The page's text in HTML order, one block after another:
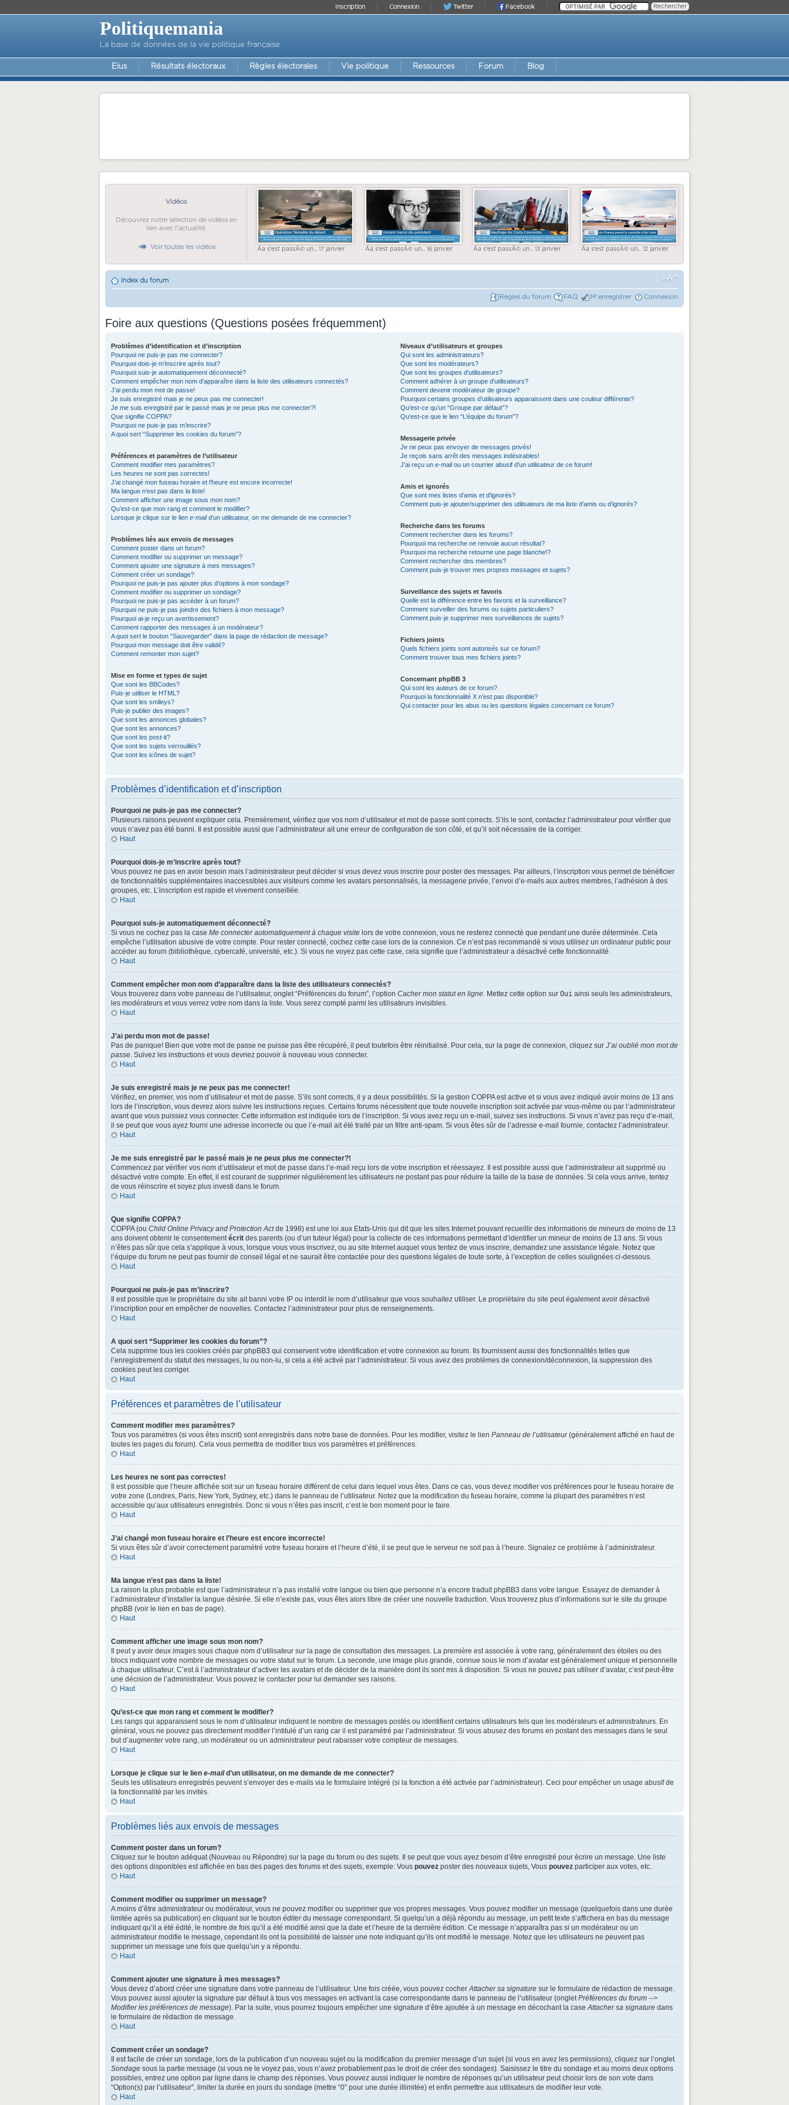
Facebook
Twitter
Connexion
Inscription
Politiquemania
La base de données de la vie politique française
Elus Résultats électoraux Règles électorales Vie politique Ressources Forum Blog
Vidéos
Découvrez notre sélection de vidéos en
lien avec l'actualité.
Voir toutes les vidéos Ãa s'est passÃ© un... 17 janvier Ãa s'est passÃ© un... 16 janvier Ãa s'est passÃ© un... 13 janvier Ãa s'est passÃ© un... 12 janvier
Index du forum
Règles du forum FAQ M’enregistrer Connexion
Foire aux questions (Questions posées fréquemment)
Problèmes d’identification et d’inscription
Pourquoi ne puis-je pas me connecter?
Pourquoi dois-je m’inscrire après tout?
Pourquoi suis-je automatiquement déconnecté?
Comment empêcher mon nom d’apparaître dans la liste des utilisateurs connectés?
J’ai perdu mon mot de passe!
Je suis enregistré mais je ne peux pas me connecter!
Je me suis enregistré par le passé mais je ne peux plus me connecter?!
Que signifie COPPA?
Pourquoi ne puis-je pas m’inscrire?
A quoi sert “Supprimer les cookies du forum”?
Préférences et paramètres de l’utilisateur
Comment modifier mes paramètres?
Les heures ne sont pas correctes!
J’ai changé mon fuseau horaire et l’heure est encore incorrecte!
Ma langue n’est pas dans la liste!
Comment afficher une image sous mon nom?
Qu’est-ce que mon rang et comment le modifier?
Lorsque je clique sur le lien e-maild’un utilisateur, on me demande de me connecter?
Problèmes liés aux envois de messages
Comment poster dans un forum?
Comment modifier ou supprimer un message?
Comment ajouter une signature à mes messages?
Comment créer un sondage?
Pourquoi ne puis-je pas ajouter plus d’options à mon sondage?
Comment modifier ou supprimer un sondage?
Pourquoi ne puis-je pas accéder à un forum?
Pourquoi ne puis-je pas joindre des fichiers à mon message?
Pourquoi ai-je reçu un avertissement?
Comment rapporter des messages à un modérateur?
A quoi sert le bouton “Sauvegarder” dans la page de rédaction de message?
Pourquoi mon message doit être validé?
Comment remonter mon sujet?
Mise en forme et types de sujet
Que sont les BBCodes?
Puis-je utiliser le HTML?
Que sont les smileys?
Puis-je publier des images?
Que sont les annonces globales?
Que sont les annonces?
Que sont les post-it?
Que sont les sujets verrouillés?
Que sont les icônes de sujet?
Niveaux d’utilisateurs et groupes
Qui sont les administrateurs?
Que sont les modérateurs?
Que sont les groupes d’utilisateurs?
Comment adhérer à un groupe d’utilisateurs?
Comment devenir modérateur de groupe?
Pourquoi certains groupes d’utilisateurs apparaissent dans une couleur différente?
Qu’est-ce qu’un “Groupe par défaut”?
Qu’est-ce que le lien “L’équipe du forum”?
Messagerie privée
Je ne peux pas envoyer de messages privés!
Je reçois sans arrêt des messages indésirables!
J’ai reçu un e-mail ou un courrier abusif d’un utilisateur de ce forum!
Amis et ignorés
Que sont mes listes d’amis et d’ignorés?
Comment puis-je ajouter/supprimer des utilisateurs de ma liste d’amis ou d’ignorés?
Recherche dans les forums
Comment rechercher dans les forums?
Pourquoi ma recherche ne renvoie aucun résultat?
Pourquoi ma recherche retourne une page blanche!?
Comment rechercher des membres?
Comment puis-je trouver mes propres messages et sujets?
Surveillance des sujets et favoris
Quelle est la différence entre les favoris et la surveillance?
Comment surveiller des forums ou sujets particuliers?
Comment puis-je supprimer mes surveillances de sujets?
Fichiers joints
Quels fichiers joints sont autorisés sur ce forum?
Comment trouver tous mes fichiers joints?
Concernant phpBB 3
Qui sont les auteurs de ce forum?
Pourquoi la fonctionnalité X n’est pas disponible?
Qui contacter pour les abus ou les questions légales concernant ce forum?
Problèmes d’identification et d’inscription
Pourquoi ne puis-je pas me connecter?
Plusieurs raisons peuvent expliquer cela. Premièrement, vérifiez que vos nom d’utilisateur et mot de passe sont corrects. S’ils le sont, contactez l’administrateur pour vérifier que
vous n’avez pas été banni. Il est possible aussi que l’administrateur ait une erreur de configuration de son côté, et qu’il soit nécessaire de la corriger.
Haut
Pourquoi dois-je m’inscrire après tout?
Vous pouvez ne pas en avoir besoin mais l’administrateur peut décider si vous devez vous inscrire pour poster des messages. Par ailleurs, l’inscription vous permet de bénéficier
de fonctionnalités supplémentaires inaccessibles aux visiteurs comme les avatars personnalisés, la messagerie privée, l’envoi d’e-mails aux autres membres, l’adhésion à des
groupes, etc. L’inscription est rapide et vivement conseillée.
Haut
Pourquoi suis-je automatiquement déconnecté?
Si vous ne cochez pas la case Me connecter automatiquement à chaque visite lors de votre connexion, vous ne resterez connecté que pendant une durée déterminée. Cela
empêche l’utilisation abusive de votre compte. Pour rester connecté, cochez cette case lors de la connexion. Ce n’est pas recommandé si vous utilisez un ordinateur public pour
accéder au forum (bibliothèque, cybercafé, université, etc.). Si vous ne voyez pas cette case, cela signifie que l’administrateur a désactivé cette fonctionnalité.
Haut
Comment empêcher mon nom d’apparaître dans la liste des utilisateurs connectés?
Vous trouverez dans votre panneau de l’utilisateur, onglet “Préférences du forum”, l’option Cacher mon statut en ligne. Mettez cette option sur Oui ainsi seuls les administrateurs,
les modérateurs et vous verrez votre nom dans la liste. Vous serez compté parmi les utilisateurs invisibles.
Haut
J’ai perdu mon mot de passe!
Pas de panique! Bien que votre mot de passe ne puisse pas être récupéré, il peut toutefois être réinitialisé. Pour cela, sur la page de connexion, cliquez sur J’ai oublié mon mot de
passe. Suivez les instructions et vous devriez pouvoir à nouveau vous connecter.
Haut
Je suis enregistré mais je ne peux pas me connecter!
Vérifiez, en premier, vos nom d’utilisateur et mot de passe. S’ils sont corrects, il y a deux possibilités. Si la gestion COPPA est active et si vous avez indiqué avoir moins de 13 ans
lors de l’inscription, vous devrez alors suivre les instructions reçues. Certains forums nécessitent que toute nouvelle inscription soit activée par vous-même ou par l’administrateur
avant que vous puissiez vous connecter. Cette information est indiquée lors de l’inscription. Si vous avez reçu un e-mail, suivez ses instructions. Si vous n’avez pas reçu d’e-mail,
il se peut que vous ayez fourni une adresse incorrecte ou que l’e-mail ait été traité par un filtre anti-spam. Si vous êtes sûr de l’adresse e-mail fournie, contactez l’administrateur.
Haut
Je me suis enregistré par le passé mais je ne peux plus me connecter?!
Commencez par vérifier vos nom d’utilisateur et mot de passe dans l’e-mail reçu lors de votre inscription et réessayez. Il est possible aussi que l’administrateur ait supprimé ou
désactivé votre compte. En effet, il est courant de supprimer régulièrement les utilisateurs ne postant pas pour réduire la taille de la base de données. Si cela vous arrive, tentez
de vous réinscrire et soyez plus investi dans le forum.
Haut
Que signifie COPPA?
COPPA (ou Child Online Privacy and Protection Actde 1998) est une loi aux Etats-Unis qui dit que les sites Internet pouvant recueillir des informations de mineurs de moins de 13
ans doivent obtenir le consentementécrit des parents (ou d’un tuteur légal) pour la collecte de ces informations permettant d’identifier un mineur de moins de 13 ans. Si vous
n’êtes pas sûr que cela s’applique à vous, lorsque vous vous inscrivez, ou au site Internet auquel vous tentez de vous inscrire, demandez une assistance légale. Notez que
l’équipe du forum ne peut pas fournir de conseil légal et ne saurait être contactée pour des questions légales de toute sorte, à l’exception de celles soulignées ci-dessous.
Haut
Pourquoi ne puis-je pas m’inscrire?
Il est possible que le propriétaire du site ait banni votre IP ou interdit le nom d’utilisateur que vous souhaitez utiliser. Le propriétaire du site peut également avoir désactivé
l’inscription pour en empêcher de nouvelles. Contactez l’administrateur pour plus de renseignements.
Haut
A quoi sert “Supprimer les cookies du forum”?
Cela supprime tous les cookies créés par phpBB3 qui conservent votre identification et votre connexion au forum. Ils fournissent aussi des fonctionnalités telles que
l’enregistrement du statut des messages, lu ou non-lu, si cela a été activé par l’administrateur. Si vous avez des problèmes de connexion/déconnexion, la suppression des
cookies peut les corriger.
Haut
Préférences et paramètres de l’utilisateur
Comment modifier mes paramètres?
Tous vos paramètres (si vous êtes inscrit) sont enregistrés dans notre base de données. Pour les modifier, visitez le lien Panneau de l’utilisateur(généralement affiché en haut de
toutes les pages du forum). Cela vous permettra de modifier tous vos paramètres et préférences.
Haut
Les heures ne sont pas correctes!
Il est possible que l’heure affichée soit sur un fuseau horaire différent de celui dans lequel vous êtes. Dans ce cas, vous devez modifier vos préférences pour le fuseau horaire de
votre zone (Londres, Paris, New York, Sydney, etc.) dans le panneau de l’utilisateur. Notez que la modification du fuseau horaire, comme la plupart des paramètres n’est
accessible qu’aux utilisateurs enregistrés. Donc si vous n’êtes pas inscrit, c’est le bon moment pour le faire.
Haut
J’ai changé mon fuseau horaire et l’heure est encore incorrecte!
Si vous êtes sûr d’avoir correctement paramétré votre fuseau horaire et l’heure d’été, il se peut que le serveur ne soit pas à l’heure. Signalez ce problème à l’administrateur.
Haut
Ma langue n’est pas dans la liste!
La raison la plus probable est que l’administrateur n’a pas installé votre langue ou bien que personne n’a encore traduit phpBB3 dans votre langue. Essayez de demander à
l’administrateur d’installer la langue désirée. Si elle n’existe pas, vous êtes alors libre de créer une nouvelle traduction. Vous trouverez plus d’informations sur le site du groupe
phpBB (voir le lien en bas de page).
Haut
Comment afficher une image sous mon nom?
Il peut y avoir deux images sous chaque nom d’utilisateur sur la page de consultation des messages. La première est associée à votre rang, généralement des étoiles ou des
blocs indiquant votre nombre de messages ou votre statut sur le forum. La seconde, une image plus grande, connue sous le nom d’avatar est généralement unique et personnelle
à chaque utilisateur. C’est à l’administrateur d’activer les avatars et de décider de la manière dont ils sont mis à disposition. Si vous ne pouvez pas utiliser d’avatar, c’est peut-être
une décision de l’administrateur. Vous pouvez le contacter pour lui demander ses raisons.
Haut
Qu’est-ce que mon rang et comment le modifier?
Les rangs qui apparaissent sous le nom d’utilisateur indiquent le nombre de messages postés ou identifient certains utilisateurs tels que les modérateurs et administrateurs. En
général, vous ne pouvez pas directement modifier l’intitulé d’un rang car il est paramétré par l’administrateur. Si vous abusez des forums en postant des messages dans le seul
but d’augmenter votre rang, un modérateur ou un administrateur peut rabaisser votre compteur de messages.
Haut
Lorsque je clique sur le lien e-maild’un utilisateur, on me demande de me connecter?
Seuls les utilisateurs enregistrés peuvent s’envoyer des e-mails via le formulaire intégré (si la fonction a été activée par l’administrateur). Ceci pour empêcher un usage abusif de
la fonctionnalité par les invités.
Haut
Problèmes liés aux envois de messages
Comment poster dans un forum?
Cliquez sur le bouton adéquat (Nouveau ou Répondre) sur la page du forum ou des sujets. Il se peut que vous ayez besoin d’être enregistré pour écrire un message. Une liste
des options disponibles est affichée en bas des pages des forums et des sujets, exemple: Vous pouvez poster des nouveaux sujets, Vous pouvez participer aux votes, etc.
Haut
Comment modifier ou supprimer un message?
A moins d’être administrateur ou modérateur, vous ne pouvez modifier ou supprimer que vos propres messages. Vous pouvez modifier un message (quelquefois dans une durée
limitée après sa publication) en cliquant sur le bouton éditerdu message correspondant. Si quelqu’un a déjà répondu au message, un petit texte s’affichera en bas du message
indiquant qu’il a été édité, le nombre de fois qu’il a été modifié ainsi que la date et l’heure de la dernière édition. Ce message n’apparaîtra pas si un modérateur ou un
administrateur modifie le message, cependant ils ont la possibilité de laisser une note indiquant qu’ils ont modifié le message. Notez que les utilisateurs ne peuvent pas
supprimer un message une fois que quelqu’un y a répondu.
Haut
Comment ajouter une signature à mes messages?
Vous devez d’abord créer une signature dans votre panneau de l’utilisateur. Une fois créée, vous pouvez cocherAttacher sa signature sur le formulaire de rédaction de message.
Vous pouvez aussi ajouter la signature par défaut à tous vos messages en activant la case correspondante dans le panneau de l’utilisateur (ongletPréférences du forum -->
Modifier les préférences de message). Par la suite, vous pourrez toujours empêcher une signature d’être ajoutée à un message en décochant la caseAttacher sa signature dans
le formulaire de rédaction de message.
Haut
Comment créer un sondage?
Il est facile de créer un sondage, lors de la publication d’un nouveau sujet ou la modification du premier message d’un sujet (si vous en avez les permissions), cliquez sur l’onglet
Sondage sous la partie message (si vous ne le voyez pas, vous n’avez probablement pas le droit de créer des sondages). Saisissez le titre du sondage et au moins deux options
possibles, entrez une option par ligne dans le champ des réponses. Vous pouvez aussi indiquer le nombre de réponses qu’un utilisateur peut choisir lors de son vote dans
“Option(s) par l’utilisateur”, limiter la durée en jours du sondage (mettre “0” pour une durée illimitée) et enfin permettre aux utilisateurs de modifier leur vote.
Haut